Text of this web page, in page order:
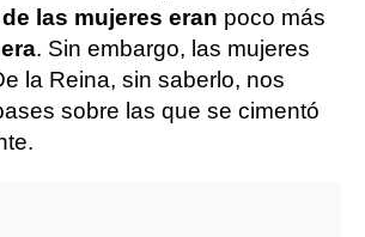
las mujeres eran poco más
. Sin embargo, las mujeres
la Reina, sin saberlo, nos
sobre las que se cimentó